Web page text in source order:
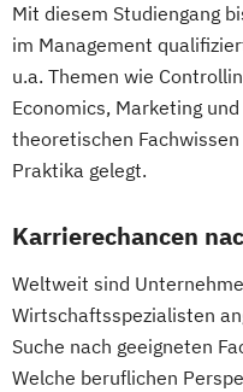
Mit diesem Studiengang
im Management
u.a. Themen wie
Economics, Marketing
theoretischen
Praktika gelegt.
Karrierechancen
Weltweit sind
Wirtschaftsspezialisten
Suche nach geeigneten
Welche beruflichen